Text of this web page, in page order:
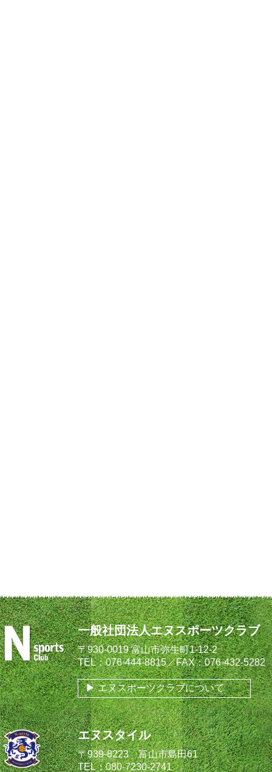
一般社団法人エヌスポーツクラブ
〒930-0019 富山市弥生町1-12-2
TEL：076-444-8815／FAX：076-432-5282
エヌスポーツクラブについて
エヌスタイル
〒939-8223 富山市島田61
TEL：080-7230-2741